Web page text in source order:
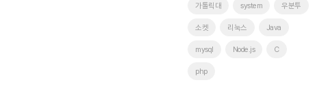
가톨릭대 system 우분투
소켓 리눅스 Java
mysql Node.js C
php